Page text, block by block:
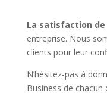
La satisfaction
entreprise. Nous
clients pour leur
N’hésitez-pas à
Business de chacun